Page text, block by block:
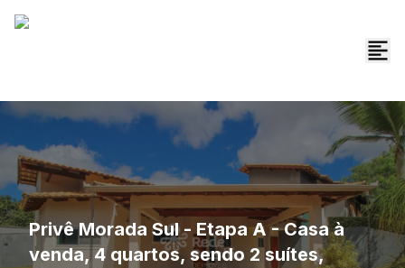
Privê Morada Sul - Etapa A - Casa à
venda, 4 quartos, sendo 2 suítes,